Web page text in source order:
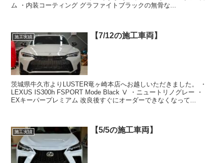
ム ・内装コーティング グラファイトブラックの無骨な...
施工実績 【7/12の施工車両】
茨城県牛久市よりLUSTER竜ヶ崎本店へお越しいただきました。 ・
LEXUS IS300h FSPORT Mode Black Ⅴ ・ニュートリノグレー ・
EXキーパープレミアム 改良後すぐにオーダーできなくなって...
施工実績 【5/5の施工車両】